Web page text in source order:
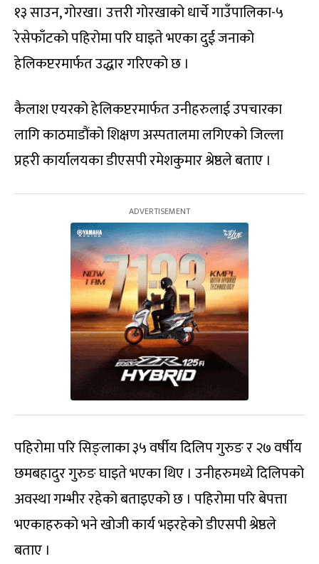
१३ साउन, गोरखा। उत्तरी गोरखाको धार्चे गाउँपालिका-५
रेसेफाँटको पहिरोमा परि घाइते भएका दुई जनाको
हेलिकप्टरमार्फत उद्धार गरिएको छ ।
कैलाश एयरको हेलिकप्टरमार्फत उनीहरुलाई उपचारका
लागि काठमाडौंको शिक्षण अस्पतालमा लगिएको जिल्ला
प्रहरी कार्यालयका डीएसपी रमेशकुमार श्रेष्ठले बताए ।
पहिरोमा परि सिङ्लाका ३५ वर्षीय दिलिप गुरुङ र २७ वर्षीय
छमबहादुर गुरुङ घाइते भएका थिए । उनीहरुमध्ये दिलिपको
अवस्था गम्भीर रहेको बताइएको छ । पहिरोमा परि बेपत्ता
भएकाहरुको भने खोजी कार्य भइरहेको डीएसपी श्रेष्ठले
बताए ।